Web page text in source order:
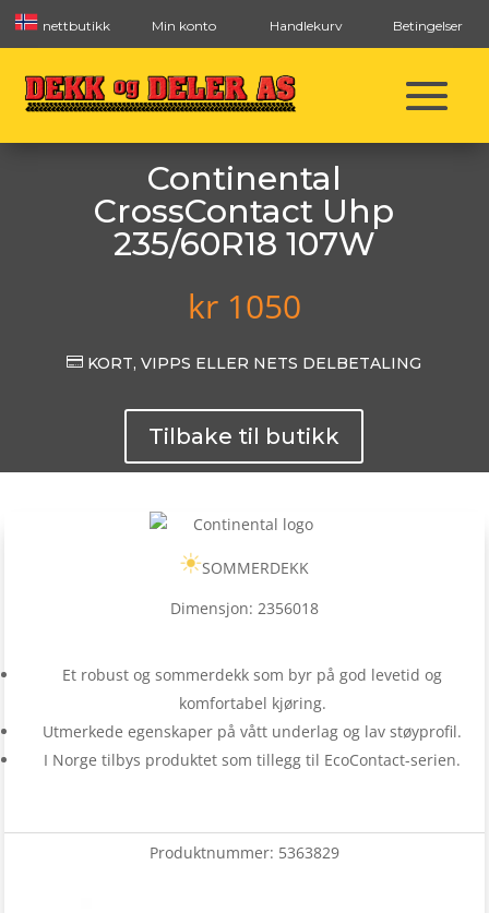
nettbutikk Min konto Handlekurv Betingelser
Continental
CrossContact Uhp
235/60R18 107W
kr1050
 KORT, VIPPS ELLER NETS DELBETALING
Tilbake til butikk
SOMMERDEKK
Dimensjon: 2356018
Et robust og sommerdekk som byr på god levetid og
komfortabel kjøring.
Utmerkede egenskaper på vått underlag og lav støyprofil.
I Norge tilbys produktet som tillegg til EcoContact-serien.
Produktnummer: 5363829